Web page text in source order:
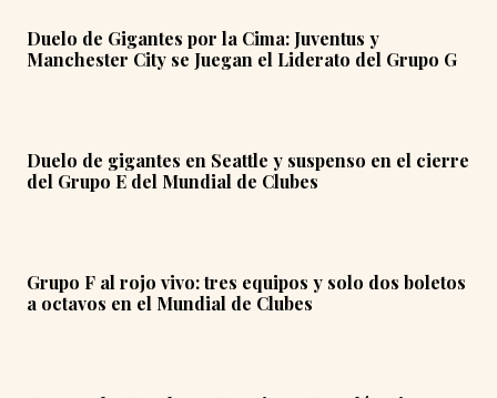
Duelo de Gigantes por la Cima: Juventus y
Manchester City se Juegan el Liderato del Grupo G
Duelo de gigantes en Seattle y suspenso en el cierre
del Grupo E del Mundial de Clubes
Grupo F al rojo vivo: tres equipos y solo dos boletos
a octavos en el Mundial de Clubes